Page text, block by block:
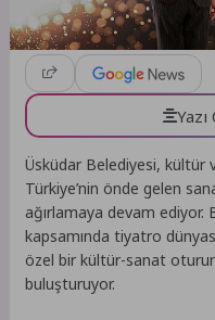
Üsküdar Belediyesi,
Türkiye’nin önde gelen
ağırlamaya devam ediyor.
kapsamında tiyatro
özel bir kültür-sanat
buluşturuyor.